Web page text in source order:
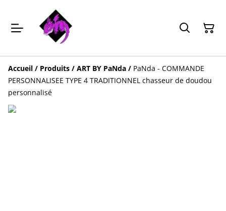
Accueil / Produits / ART BY PaNda / PaNda - COMMANDE
PERSONNALISEE TYPE 4 TRADITIONNEL chasseur de doudou
personnalisé